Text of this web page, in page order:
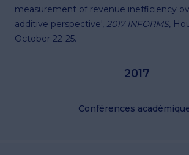
measurement of revenue inefficiency
additive perspective', 2017 INFORMS,
October 22-25.
2017
Conférences